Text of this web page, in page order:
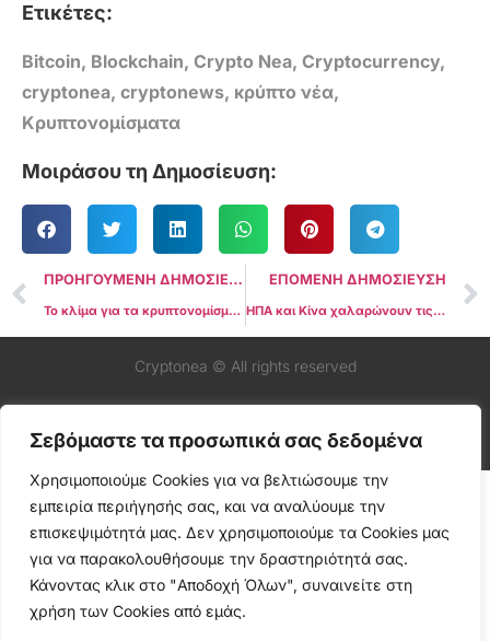
Σεβόμαστε τα προσωπικά σας δεδομένα
Χρησιμοποιούμε Cookies για να βελτιώσουμε την
εμπειρία περιήγησής σας, και να αναλύουμε την
επισκεψιμότητά μας. Δεν χρησιμοποιούμε τα Cookies μας
για να παρακολουθήσουμε την δραστηριότητά σας.
Κάνοντας κλικ στο "Αποδοχή Όλων", συναινείτε στη
χρήση των Cookies από εμάς.
Ετικέτες:
Bitcoin, Blockchain, Crypto Nea, Cryptocurrency,
cryptonea, cryptonews, κρύπτο νέα,
Κρυπτονομίσματα
Μοιράσου τη Δημοσίευση:
ΠΡΟΗΓΟΥΜΕΝΗ ΔΗΜΟΣΙΕΥΣΗ
Το κλίμα για τα κρυπτονομίσματα μετατρέπεται σε «Φόβο» καθώς το Bitcoin καταρρέει μετά τους δασμούς του Τραμπ
ΕΠΟΜΕΝΗ ΔΗΜΟΣΙΕΥΣΗ
ΗΠΑ και Κίνα χαλαρώνουν τις εμπορικές εντάσεις, δίνοντας ελπίδες στους αναλυτές
Cryptonea © All rights reserved